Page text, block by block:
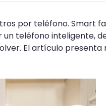
por teléfono. Smart
teléfono inteligente,
El artículo